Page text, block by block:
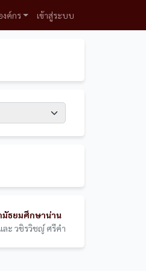
งค์กร เข้าสู่ระบบ
ธยมศึกษาน่าน
ะ วชิรวิชญ์ ศรีคำ